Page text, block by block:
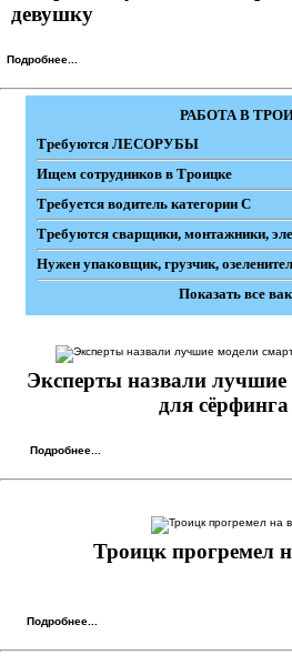
девушку
Подробнее...
РАБОТА В
Требуются ЛЕСОРУБЫ
Ищем сотрудников в Троицке
Требуется водитель категории С
Требуются сварщики, монтажники,
Нужен упаковщик, грузчик,
Показать все
Эксперты назвали
для сёрфинга
Подробнее...
Троицк прогремел
Подробнее...